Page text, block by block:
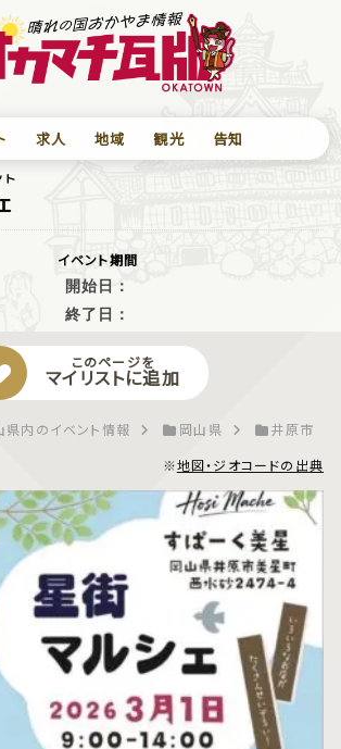
求人 地域 観光 告知
イベント期間
開始日：
終了日：
このページを
マイリストに追加
県内のイベント情報 岡山県
井原市
※地図・ジオコードの出典